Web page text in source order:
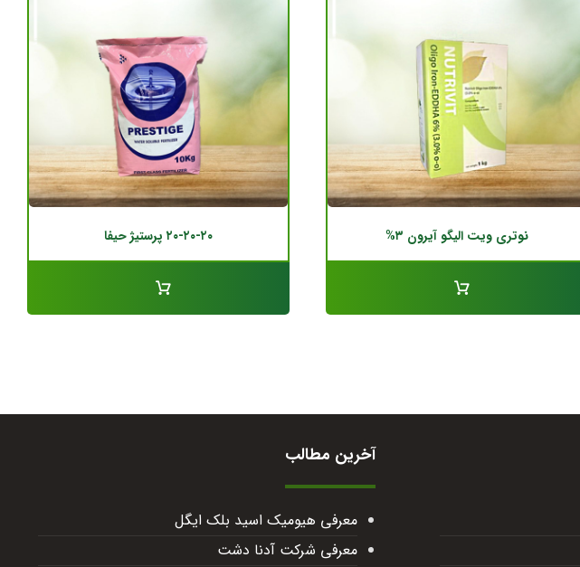
نوتری ویت الیگو آیرون ۳% ۲۰-۲۰-۲۰ پرستیژ حیفا
آخرین مطالب
معرفی هیومیک اسید بلک ایگل
معرفی شرکت آدنا دشت